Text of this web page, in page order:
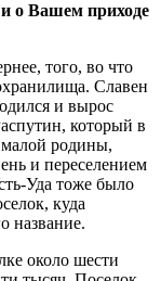
и о Вашем приходе
того, во что
Славен
и вырос
который в
малой родины,
и переселением
Уда тоже было
куда
название.
около шести